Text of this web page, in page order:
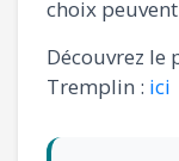
choix
Découvrez le
Tremplin : ici